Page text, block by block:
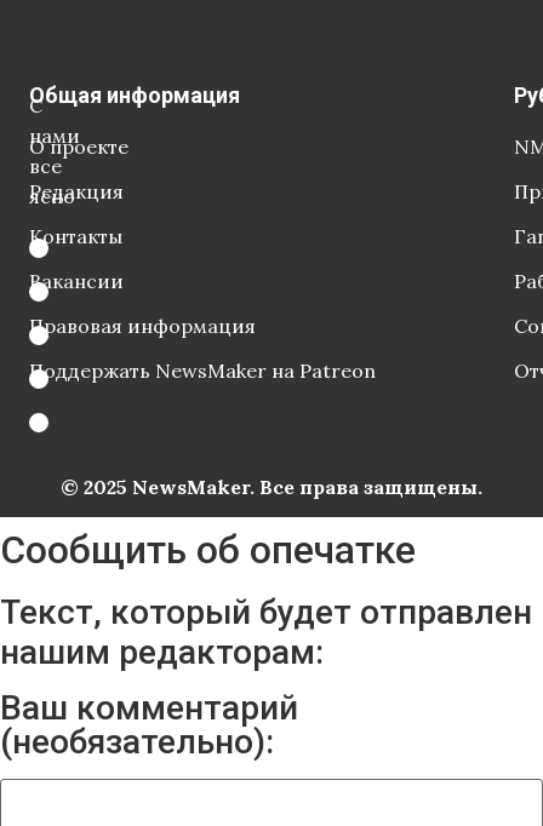
С
нами
все
ясно
Общая информация
О проекте
Редакция
Контакты
Вакансии
Правовая информация
Поддержать NewsMaker на Patreon
© 2025 NewsMaker. Все права защищены.
Сообщить об опечатке
Текст, который будет отправлен
нашим редакторам:
Ваш комментарий
(необязательно):